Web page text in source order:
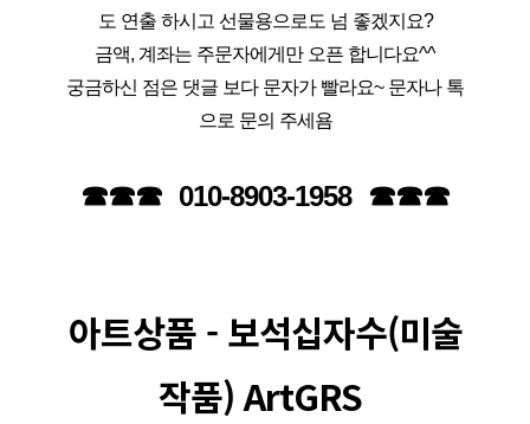
도 연출 하시고 선물용으로도 넘 좋겠지요?
금액, 계좌는 주문자에게만 오픈 합니다요^^
궁금하신 점은 댓글 보다 문자가 빨라요~ 문자나 톡
으로 문의 주세욤
☎☎☎  010-8903-1958  ☎☎☎
아트상품 - 보석십자수(미술
작품) ArtGRS